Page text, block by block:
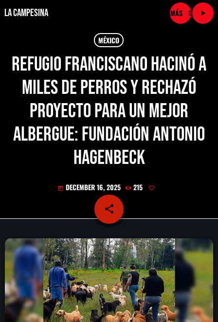
La Campesina menu
play_arrow
play_arrow LA CAMPESINA CADENA
play_arrow LA CAMPESINA 101.9 FM
LA CAMPESINA 96.7 FM
LA CAMPESINA 106.3 FM
LA CAMPESINA 107.9 FM
play_arrow LA CAMPESINA GEORGIA
INICIO
MÉXICO
Refugio Franciscano hacinó a
miles de perros y rechazó
proyecto para un mejor
albergue: Fundación Antonio
Hagenbeck
today DECEMBER 16, 2025 215
share
email